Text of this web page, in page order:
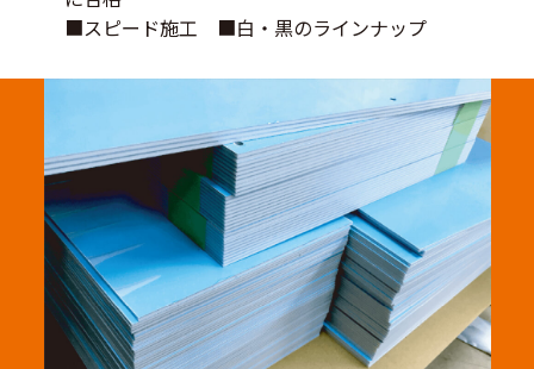
スピード施工
白・黒のラインナップ